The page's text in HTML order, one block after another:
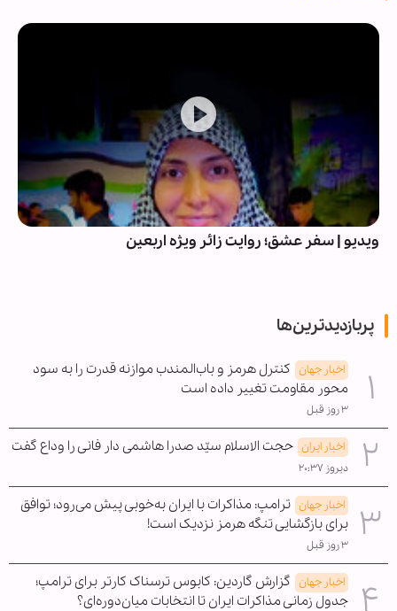
ویدیو | سفر عشق؛ روایت زائر ویژه اربعین
پربازدیدترین‌ها
اخبار جهان کنترل هرمز و باب‌المندب موازنه قدرت را به سود
محور مقاومت تغییر داده است
۳ روز قبل
اخبار ایران حجت الاسلام سیّد صدرا هاشمی دار فانی را وداع گفت
دیروز ۲۰:۳۷
اخبار جهان ترامپ: مذاکرات با ایران به‌خوبی پیش می‌رود؛ توافق
برای بازگشایی تنگه هرمز نزدیک است!
۳ روز قبل
اخبار جهان گزارش گاردین: کابوس ترسناک کارتر برای ترامپ؛
جدول زمانی مذاکرات ایران تا انتخابات میان‌دوره‌ای؟